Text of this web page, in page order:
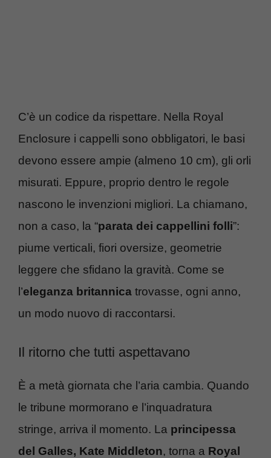
C’è un codice da rispettare. Nella Royal
Enclosure i cappelli sono obbligatori, le basi
devono essere ampie (almeno 10 cm), gli orli
misurati. Eppure, proprio dentro le regole
nascono le invenzioni migliori. La chiamano,
non a caso, la “parata dei cappellini folli”:
piume verticali, fiori oversize, geometrie
leggere che sfidano la gravità. Come se
l’eleganza britannica trovasse, ogni anno,
un modo nuovo di raccontarsi.
Il ritorno che tutti aspettavano
È a metà giornata che l’aria cambia. Quando
le tribune mormorano e l’inquadratura
stringe, arriva il momento. La principessa
del Galles, Kate Middleton, torna a Royal